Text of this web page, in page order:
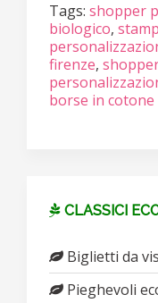
Tags: shopper
biologico,
firenze,
borse in
CLASSICI
Biglietti da
Pieghevoli